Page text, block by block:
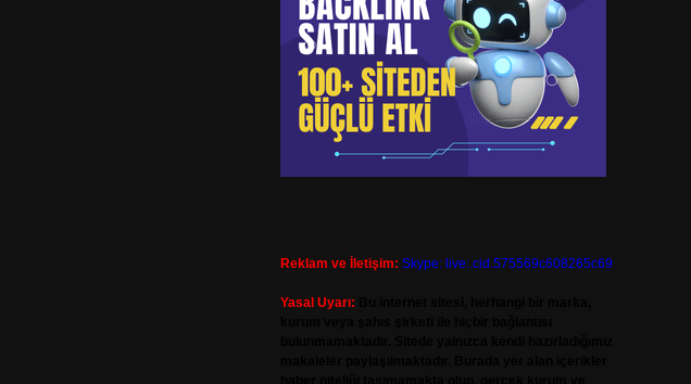
Reklam ve İletişim: Skype: live:.cid.575569c608265c69
Yasal Uyarı: